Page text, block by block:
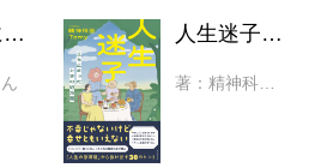
まじめに不真面目なものづくり 本物みたいなクラフト作品集 人生迷子 立ち止まったときの処方箋
著：精神科医Tomy